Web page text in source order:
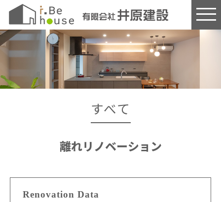
このページの本文へ
すべて
離れリノベーション
Renovation Data